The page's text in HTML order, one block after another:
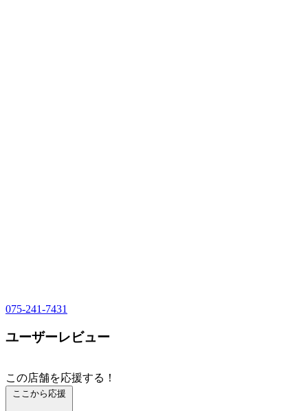
075-241-7431
ユーザーレビュー
この店舗を応援する！
ここから応援